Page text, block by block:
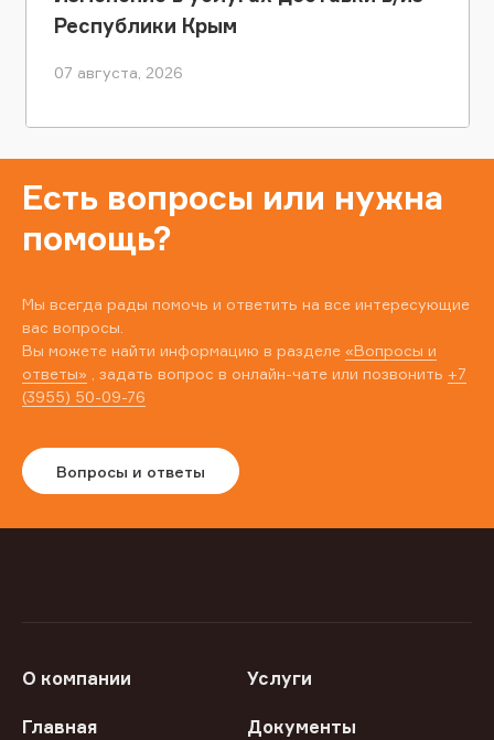
Республики Крым
07 августа, 2026
Есть вопросы или нужна
помощь?
Мы всегда рады помочь и ответить на все интересующие
вас вопросы.
Вы можете найти информацию в разделе «Вопросы и
ответы» , задать вопрос в онлайн-чате или позвонить +7
(3955) 50-09-76
Вопросы и ответы
О компании Услуги
Главная Документы